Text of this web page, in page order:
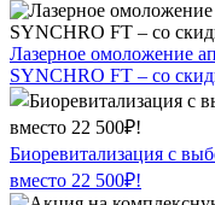
Лазерное омоложение
SYNCHRO FT – со
Биоревитализация с
вместо 22 500₽!